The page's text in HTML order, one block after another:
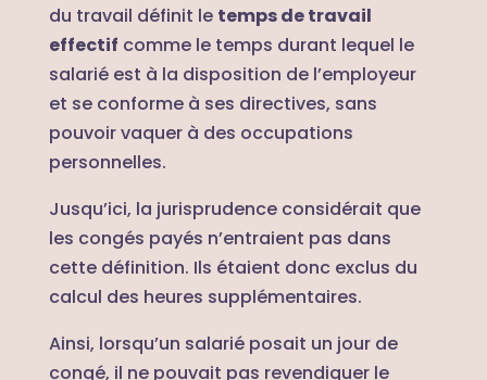
du travail définit le temps de travail
effectif comme le temps durant lequel le
salarié est à la disposition de l’employeur
et se conforme à ses directives, sans
pouvoir vaquer à des occupations
personnelles.
Jusqu’ici, la jurisprudence considérait que
les congés payés n’entraient pas dans
cette définition. Ils étaient donc exclus du
calcul des heures supplémentaires.
Ainsi, lorsqu’un salarié posait un jour de
congé, il ne pouvait pas revendiquer le